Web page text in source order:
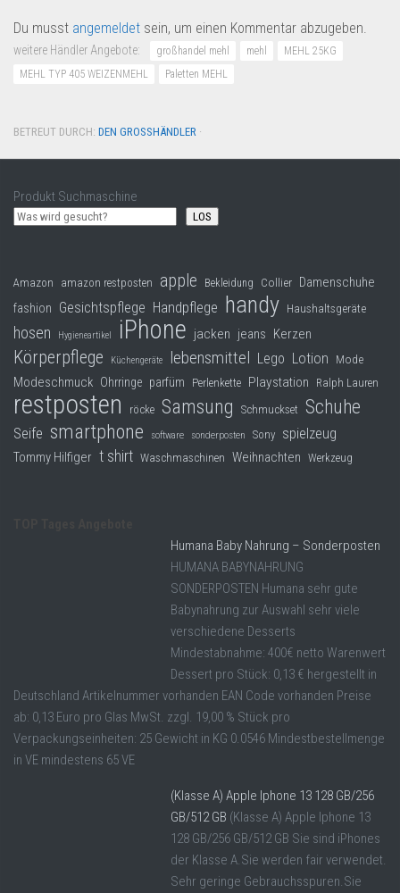
Du musst angemeldet sein, um einen Kommentar abzugeben.
weitere Händler Angebote: großhandel mehl mehl
MEHL 25KG
MEHL TYP 405 WEIZENMEHL
Paletten MEHL
BETREUT DURCH: DEN GROSSHÄNDLER ·
Produkt Suchmaschine
LOS
Amazon amazon restposten apple Bekleidung Collier Damenschuhe
fashion Gesichtspflege Handpflege handy Haushaltsgeräte
hosen Hygieneartikel iPhone jacken jeans Kerzen
Körperpflege Küchengeräte lebensmittel Lego Lotion Mode
Modeschmuck Ohrringe parfüm Perlenkette Playstation Ralph Lauren
restposten röcke Samsung Schmuckset Schuhe
Seife smartphone software sonderposten Sony spielzeug
Tommy Hilfiger t shirt Waschmaschinen Weihnachten Werkzeug
Humana Baby Nahrung – Sonderposten
HUMANA BABYNAHRUNG
SONDERPOSTEN Humana sehr gute
Babynahrung zur Auswahl sehr viele
verschiedene Desserts
Mindestabnahme: 400€ netto Warenwert
Dessert pro Stück: 0,13 € hergestellt in
Deutschland Artikelnummer vorhanden EAN Code vorhanden Preise
ab: 0,13 Euro pro Glas MwSt. zzgl. 19,00 % Stück pro
Verpackungseinheiten: 25 Gewicht in KG 0.0546 Mindestbestellmenge
in VE mindestens 65 VE
(Klasse A) Apple Iphone 13 128 GB/256
GB/512 GB (Klasse A) Apple Iphone 13
128 GB/256 GB/512 GB Sie sind iPhones
der Klasse A.Sie werden fair verwendet.
Sehr geringe Gebrauchsspuren.Sie